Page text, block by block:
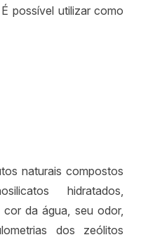
possível utilizar como
naturais compostos
hidratados,
da água, seu odor,
dos zeólitos